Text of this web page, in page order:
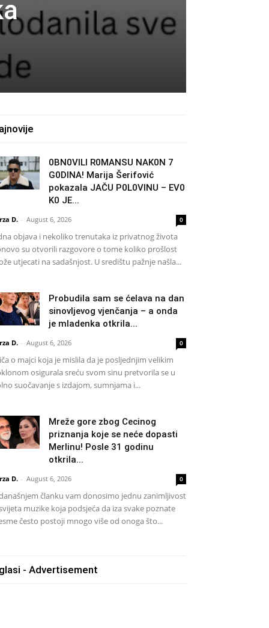
0BN0VlLl R0MANSU NAK0N 7
G0DlNA! Marija Šerifović
pokazala JAČU P0L0VINU – EV0
K0 JE...
D. - August 6, 2026 0
objava i nekoliko trenutaka iz privatnog života
su otvorili razgovore o tome koliko prošlost
utjecati na sadašnjost. U središtu pažnje našla...
Probudila sam se ćelava na dan
sinovljevog vjenčanja – a onda
je mladenka otkrila...
D. - August 6, 2026 0
o majci koja je mislila da je posljednjim velikim
osigurala sreću svom sinu pretvorila se u
suočavanje s izdajom, sumnjama i...
Mreže gore zbog Cecinog
priznanja koje se neće dopasti
Merlinu! Posle 31 godinu
otkrila...
D. - August 6, 2026 0
članku vam donosimo jednu zanimljivost
muzike koja podsjeća da iza svake poznate
često postoji mnogo više od onoga što...
- Advertisement